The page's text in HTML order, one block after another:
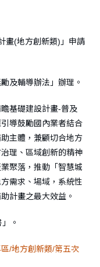
畫(地方創新類)」申請
及輔導辦法」辦理。
基礎建設計畫-普及
導鼓勵國內業者結合
主體，兼顧切合地方
理、區域創新的精神
聚落，推動「智慧城
需求、場域，系統性
計畫之最大效益。
。
區/地方創新類/第五次